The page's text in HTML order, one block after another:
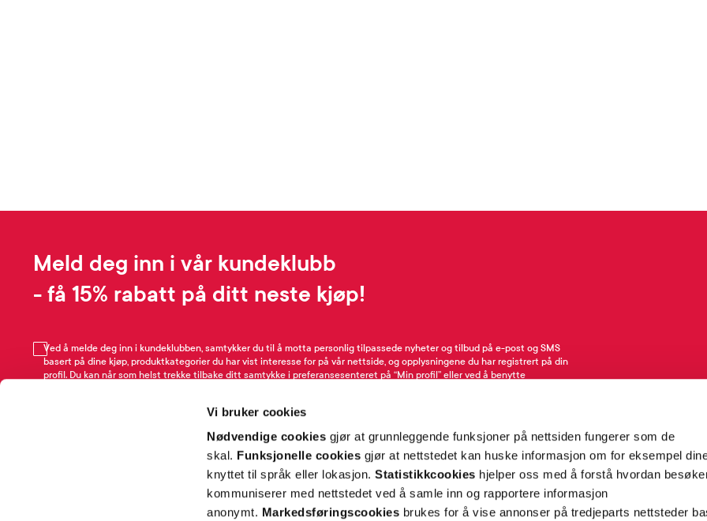
Vi bruker cookies
Nødvendige cookies gjør at grunnleggende funksjoner på nettsiden fungerer som de
skal. Funksjonelle cookies gjør at nettstedet kan huske informasjon om for eksempel
knyttet til språk eller lokasjon.Statistikkcookies hjelper oss med å forstå hvordan
kommuniserer med nettstedet ved å samle inn og rapportere informasjon
anonymt. Markedsføringscookies brukes for å vise annonser på tredjeparts nettsteder
Meld deg inn i vår kundeklubb
- få 15% rabatt på ditt neste kjøp!
Ved å melde deg inn i kundeklubben, samtykker du til å motta personlig tilpassede nyheter og tilbud på e-post og SMS
basert på dine kjøp, produktkategorier du har vist interesse for på vår nettside, og opplysningene du har registrert på din
profil. Du kan når som helst trekke tilbake ditt samtykke i preferansesenteret på “Min profil” eller ved å benytte
Meld meg på